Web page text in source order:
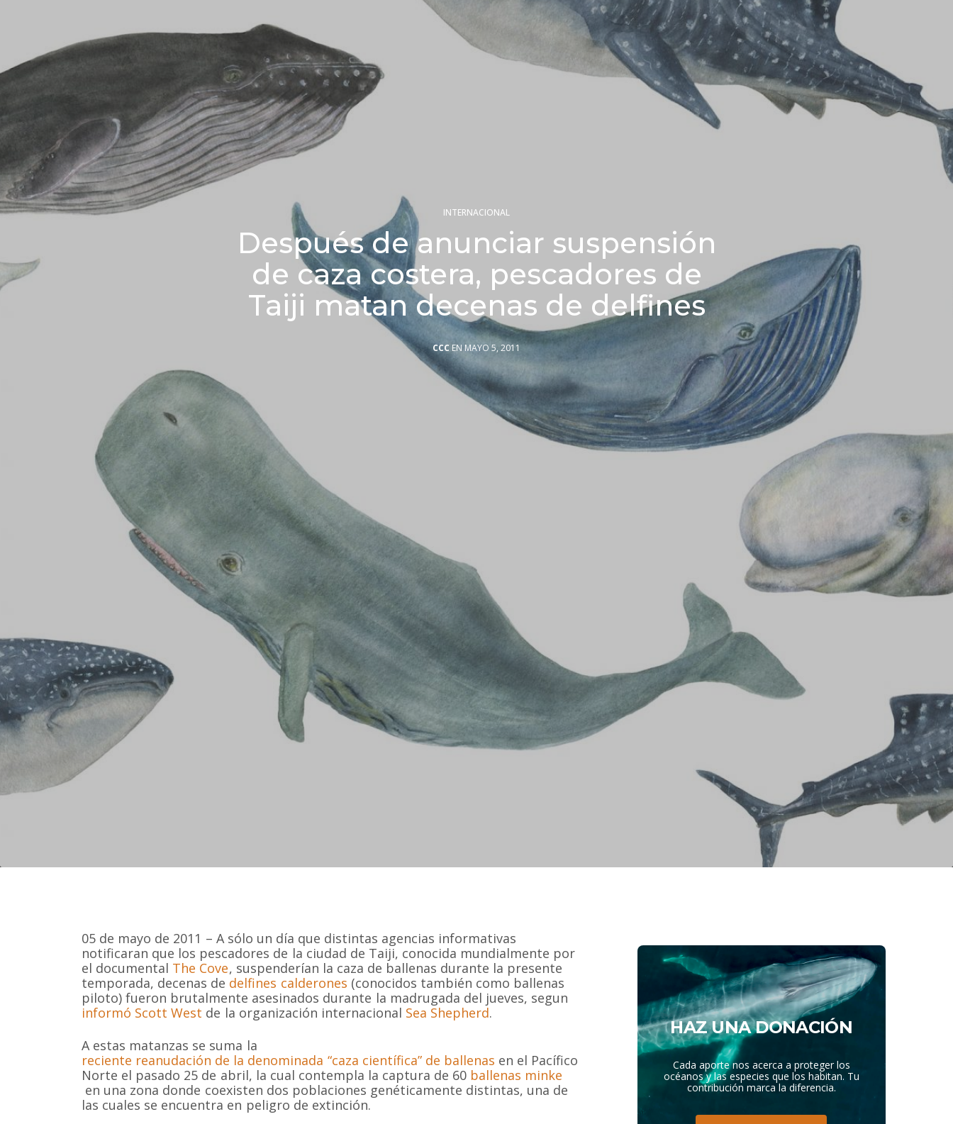
INTERNACIONAL
Después de anunciar suspensión
de caza costera, pescadores de
Taiji matan decenas de delfines
CCC EN MAYO 5, 2011
05 de mayo de 2011 – A sólo un día que distintas agencias informativas
notificaran que los pescadores de la ciudad de Taiji, conocida mundialmente por
el documental The Cove, suspenderían la caza de ballenas durante la presente
temporada, decenas de delfines calderones (conocidos también como ballenas
piloto) fueron brutalmente asesinados durante la madrugada del jueves, segun
informó Scott West de la organización internacional Sea Shepherd.
A estas matanzas se suma la
reciente reanudación de la denominada “caza científica” de ballenas en el Pacífico
Norte el pasado 25 de abril, la cual contempla la captura de 60 ballenas minke
en una zona donde coexisten dos poblaciones genéticamente distintas, una de
las cuales se encuentra en peligro de extinción.
HAZ UNA DONACIÓN
Cada aporte nos acerca a proteger los
océanos y las especies que los habitan. Tu
contribución marca la diferencia.